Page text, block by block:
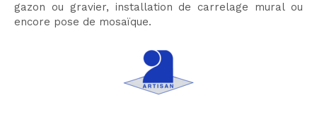
gazon ou gravier, installation de carrelage mural ou
encore pose de mosaïque.